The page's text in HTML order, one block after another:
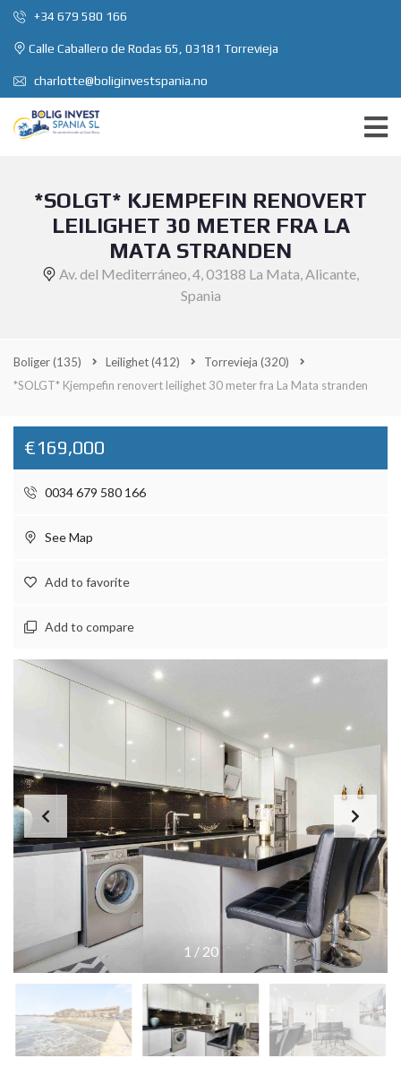
+34 679 580 166
Calle Caballero de Rodas 65, 03181 Torrevieja
charlotte@boliginvestspania.no
*SOLGT* KJEMPEFIN RENOVERT
LEILIGHET 30 METER FRA LA
MATA STRANDEN
Av. del Mediterráneo, 4, 03188 La Mata, Alicante,
Spania
Boliger(135) Leilighet(412) Torrevieja (320)
*SOLGT* Kjempefin renovert leilighet 30 meter fra La Mata stranden
€169,000
0034 679 580 166
See Map
Add to favorite
Add to compare
1 / 20